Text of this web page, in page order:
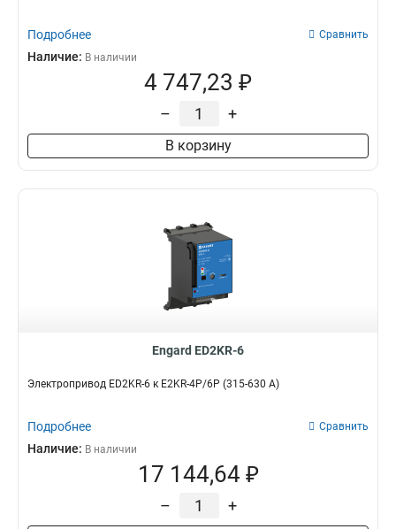
Подробнее Сравнить
Наличие: В наличии
4 747,23 ₽
– +
В корзину
Engard ED2KR-6
Электропривод ED2KR-6 к E2KR-4P/6P (315-630 А)
Подробнее Сравнить
Наличие: В наличии
17 144,64 ₽
– +